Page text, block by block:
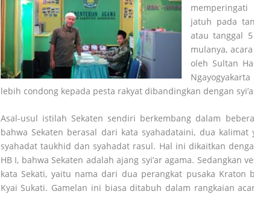
jatuh pada
atau tanggal
mulanya,
oleh Sultan
lebih condong kepada pesta rakyat dibandingkan dengan
Asal-usul istilah Sekaten sendiri berkembang dalam
bahwa Sekaten berasal dari kata syahadataini, dua kalimat
syahadat taukhid dan syahadat rasul. Hal ini dikaitkan
HB I, bahwa Sekaten adalah ajang syi’ar agama. Sedangkan
kata Sekati, yaitu nama dari dua perangkat pusaka Kraton
Kyai Sukati. Gamelan ini biasa ditabuh dalam rangkaian